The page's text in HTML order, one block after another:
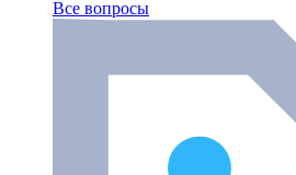
Все вопросы